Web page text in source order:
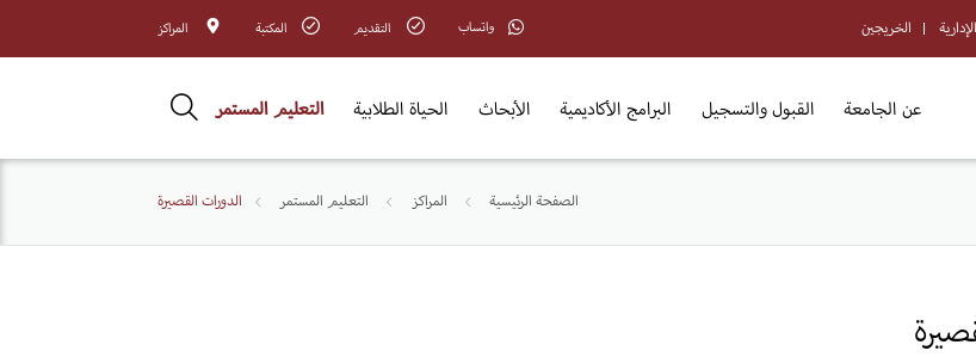
الخريجين واتساب التقديم المكتبة المراكز
عن الجامعة القبول والتسجيل البرامج الأكاديمية الأبحاث الحياة الطلابية التعليم المستمر
الصفحة الرئيسية المراكز التعليم المستمر الدورات القصيرة